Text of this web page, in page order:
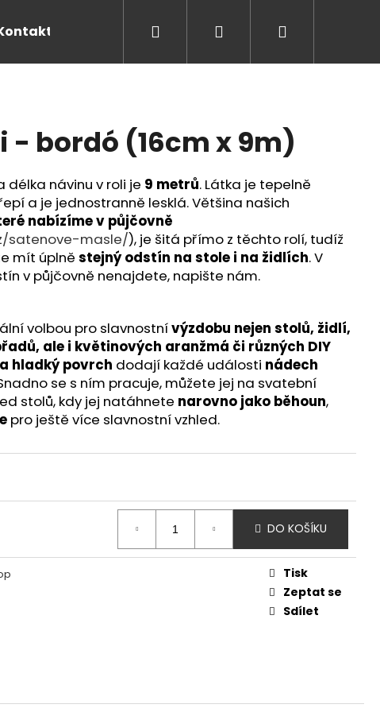
Přihlášení
- bordó (16cm x 9m)
délka návinu v roli je 9 metrů. Látka je tepelně
a je jednostranně lesklá. Většina našich
nabízíme v půjčovně
satenove-masle/), je šitá přímo z těchto rolí, tudíž
mít úplně stejný odstín na stole i na židlích. V
v půjčovně nenajdete, napište nám.
volbou pro slavnostnívýzdobu nejen stolů, židlí,
ale i květinových aranžmá či různých DIY
hladký povrch dodají každé události nádech
se s ním pracuje, můžete jej na svatební
stolů, kdy jej natáhnete narovno jako běhoun,
pro ještě více slavnostní vzhled.
DO KOŠÍKU
Tisk
Zeptat se
Sdílet
- TYRKYSOVÁ (36CM